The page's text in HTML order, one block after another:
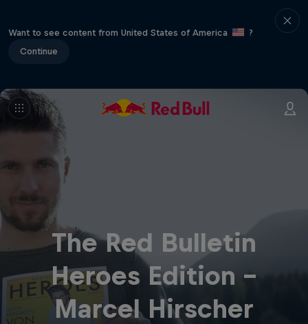
Want to see content from United States of America
?
Continue
The Red Bulletin
Heroes Edition –
Marcel Hirscher